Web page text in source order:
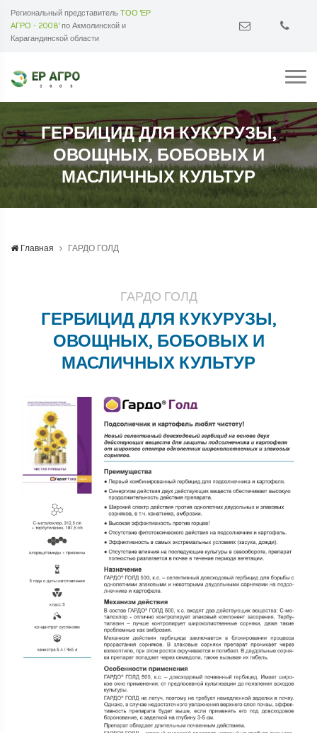
Региональный представитель ТОО 'ЕР
АГРО - 2008' по Акмолинской и
Карагандинской области
ГЕРБИЦИД ДЛЯ КУКУРУЗЫ,
ОВОЩНЫХ, БОБОВЫХ И
МАСЛИЧНЫХ КУЛЬТУР
Главная ГАРДО ГОЛД
ГАРДО ГОЛД
ГЕРБИЦИД ДЛЯ КУКУРУЗЫ,
ОВОЩНЫХ, БОБОВЫХ И
МАСЛИЧНЫХ КУЛЬТУР